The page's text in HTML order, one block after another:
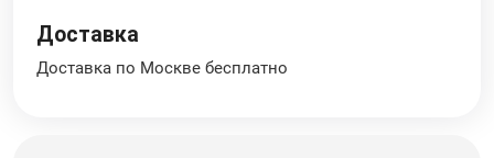
Доставка
Доставка по Москве бесплатно